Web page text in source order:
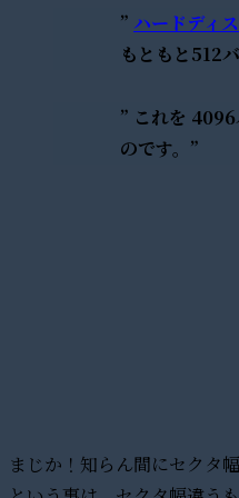
” ハードディ
もともと512
” これを
のです。”
まじか！知らん間にセクタ